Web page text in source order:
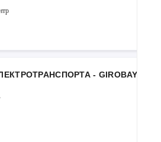
- GIROBAY